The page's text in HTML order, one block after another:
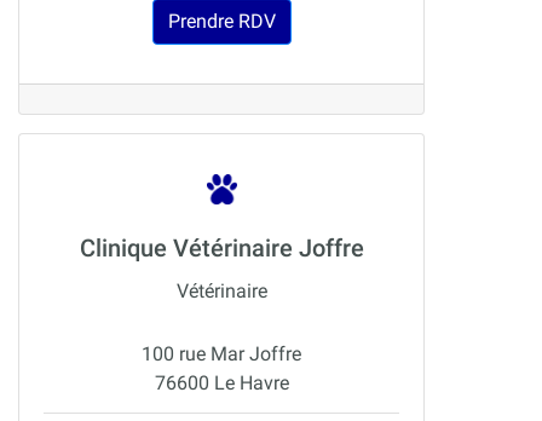
Prendre RDV
Clinique Vétérinaire Joffre
Vétérinaire
100 rue Mar Joffre
76600 Le Havre